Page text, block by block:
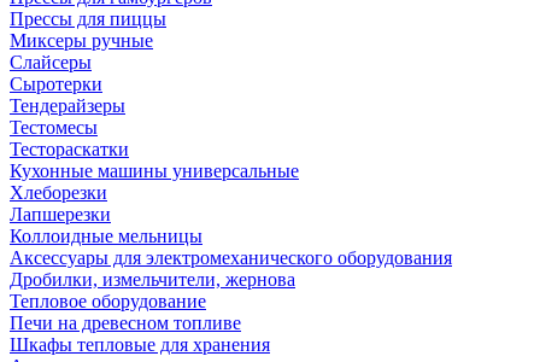
Прессы для пиццы
Миксеры ручные
Слайсеры
Сыротерки
Тендерайзеры
Тестомесы
Тестораскатки
Кухонные машины универсальные
Хлеборезки
Лапшерезки
Коллоидные мельницы
Аксессуары для электромеханического оборудования
Дробилки, измельчители, жернова
Тепловое оборудование
Печи на древесном топливе
Шкафы тепловые для хранения